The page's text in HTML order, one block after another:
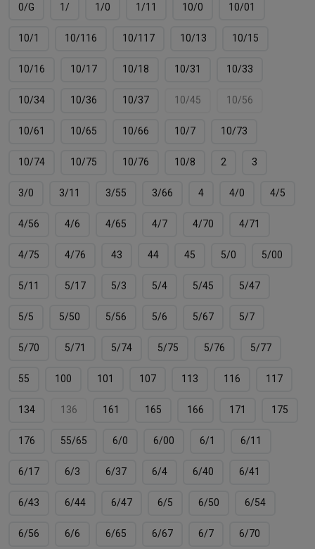
0/G 1/ 1/0 1/11 10/0 10/01
10/1 10/116 10/117 10/13 10/15
10/16 10/17 10/18 10/31 10/33
10/34 10/36 10/37 10/45 10/56
10/61 10/65 10/66 10/7 10/73
10/74 10/75 10/76 10/8 2 3
3/0 3/11 3/55 3/66 4 4/0 4/5
4/56 4/6 4/65 4/7 4/70 4/71
4/75 4/76 43 44 45 5/0 5/00
5/11 5/17 5/3 5/4 5/45 5/47
5/5 5/50 5/56 5/6 5/67 5/7
5/70 5/71 5/74 5/75 5/76 5/77
55 100 101 107 113 116 117
134 136 161 165 166 171 175
176 55/65 6/0 6/00 6/1 6/11
6/17 6/3 6/37 6/4 6/40 6/41
6/43 6/44 6/47 6/5 6/50 6/54
6/56 6/6 6/65 6/67 6/7 6/70